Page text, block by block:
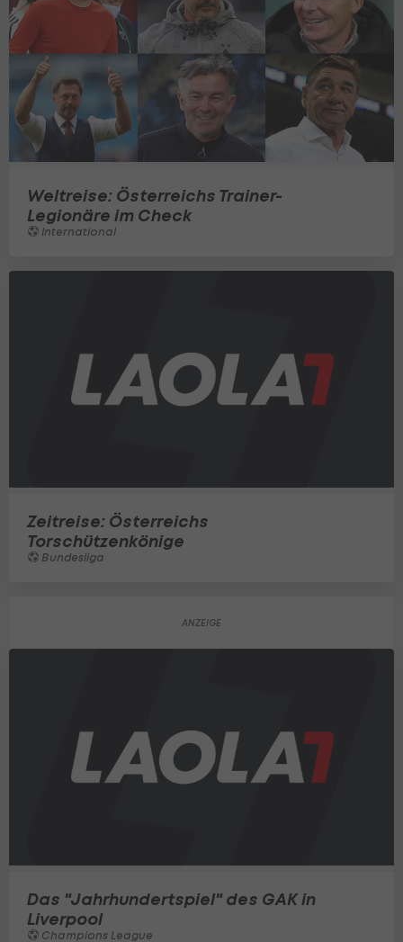
Weltreise: Österreichs Trainer-
Legionäre im Check
International
Zeitreise: Österreichs
Torschützenkönige
Bundesliga
Das "Jahrhundertspiel" des GAK in
Liverpool
Champions League